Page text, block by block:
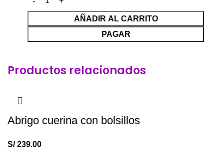
AÑADIR AL CARRITO
PAGAR
Productos relacionados
Abrigo cuerina con bolsillos
S/239.00